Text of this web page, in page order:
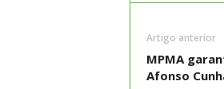
Artigo anterior
MPMA
Afonso